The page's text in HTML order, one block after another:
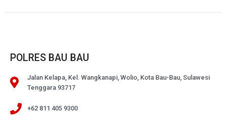
POLRES BAU BAU
Jalan Kelapa, Kel. Wangkanapi, Wolio, Kota Bau-Bau, Sulawesi
Tenggara 93717
+62 811 405 9300